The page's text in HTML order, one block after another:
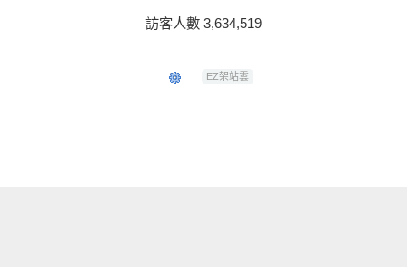
訪客人數 3,634,519
EZ架站雲